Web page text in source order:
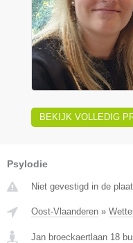
BEKIJK VOLLEDIG
Psylodie
Niet gevestigd in de
Oost-Vlaanderen »
Jan broeckaertlaan 18